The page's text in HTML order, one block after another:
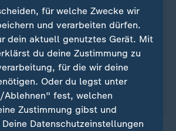
das Richtige für Sie. Egal ob
mittags zum Lunch oder zum
Siedie wichtigsten News
. Melden Sie sich hier
unseren WhatsApp-Channel an:
Channel.
für welche Zwecke wir
und verarbeiten dürfen.
dein aktuell genutztes Gerät. Mit
du deine Zustimmung zu
für die wir deine
Oder du legst unter
Ablehnen" fest, welchen
Zustimmung gibst und
Datenschutzeinstellungen